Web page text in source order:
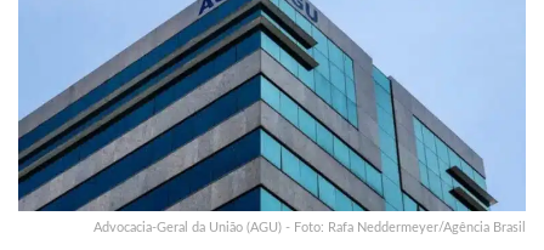
Advocacia-Geral da União (AGU) - Foto: Rafa Neddermeyer/Agência Brasil